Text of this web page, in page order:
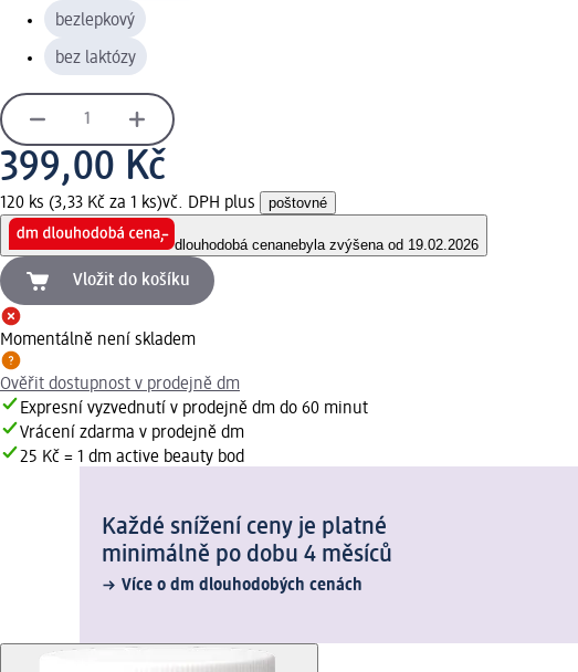
bezlepkový
bez laktózy
399,00 Kč
120 ks (3,33 Kč za 1 ks)vč. DPH plus poštovné
dlouhodobá cenanebyla zvýšena od 19.02.2026
Vložit do košíku
Momentálně není skladem
Ověřit dostupnost v prodejně dm
Expresní vyzvednutí v prodejně dm do 60 minut
Vrácení zdarma v prodejně dm
25 Kč = 1 dm active beauty bod
Každé snížení ceny je platné
minimálně po dobu 4 měsíců
Více o dm dlouhodobých cenách